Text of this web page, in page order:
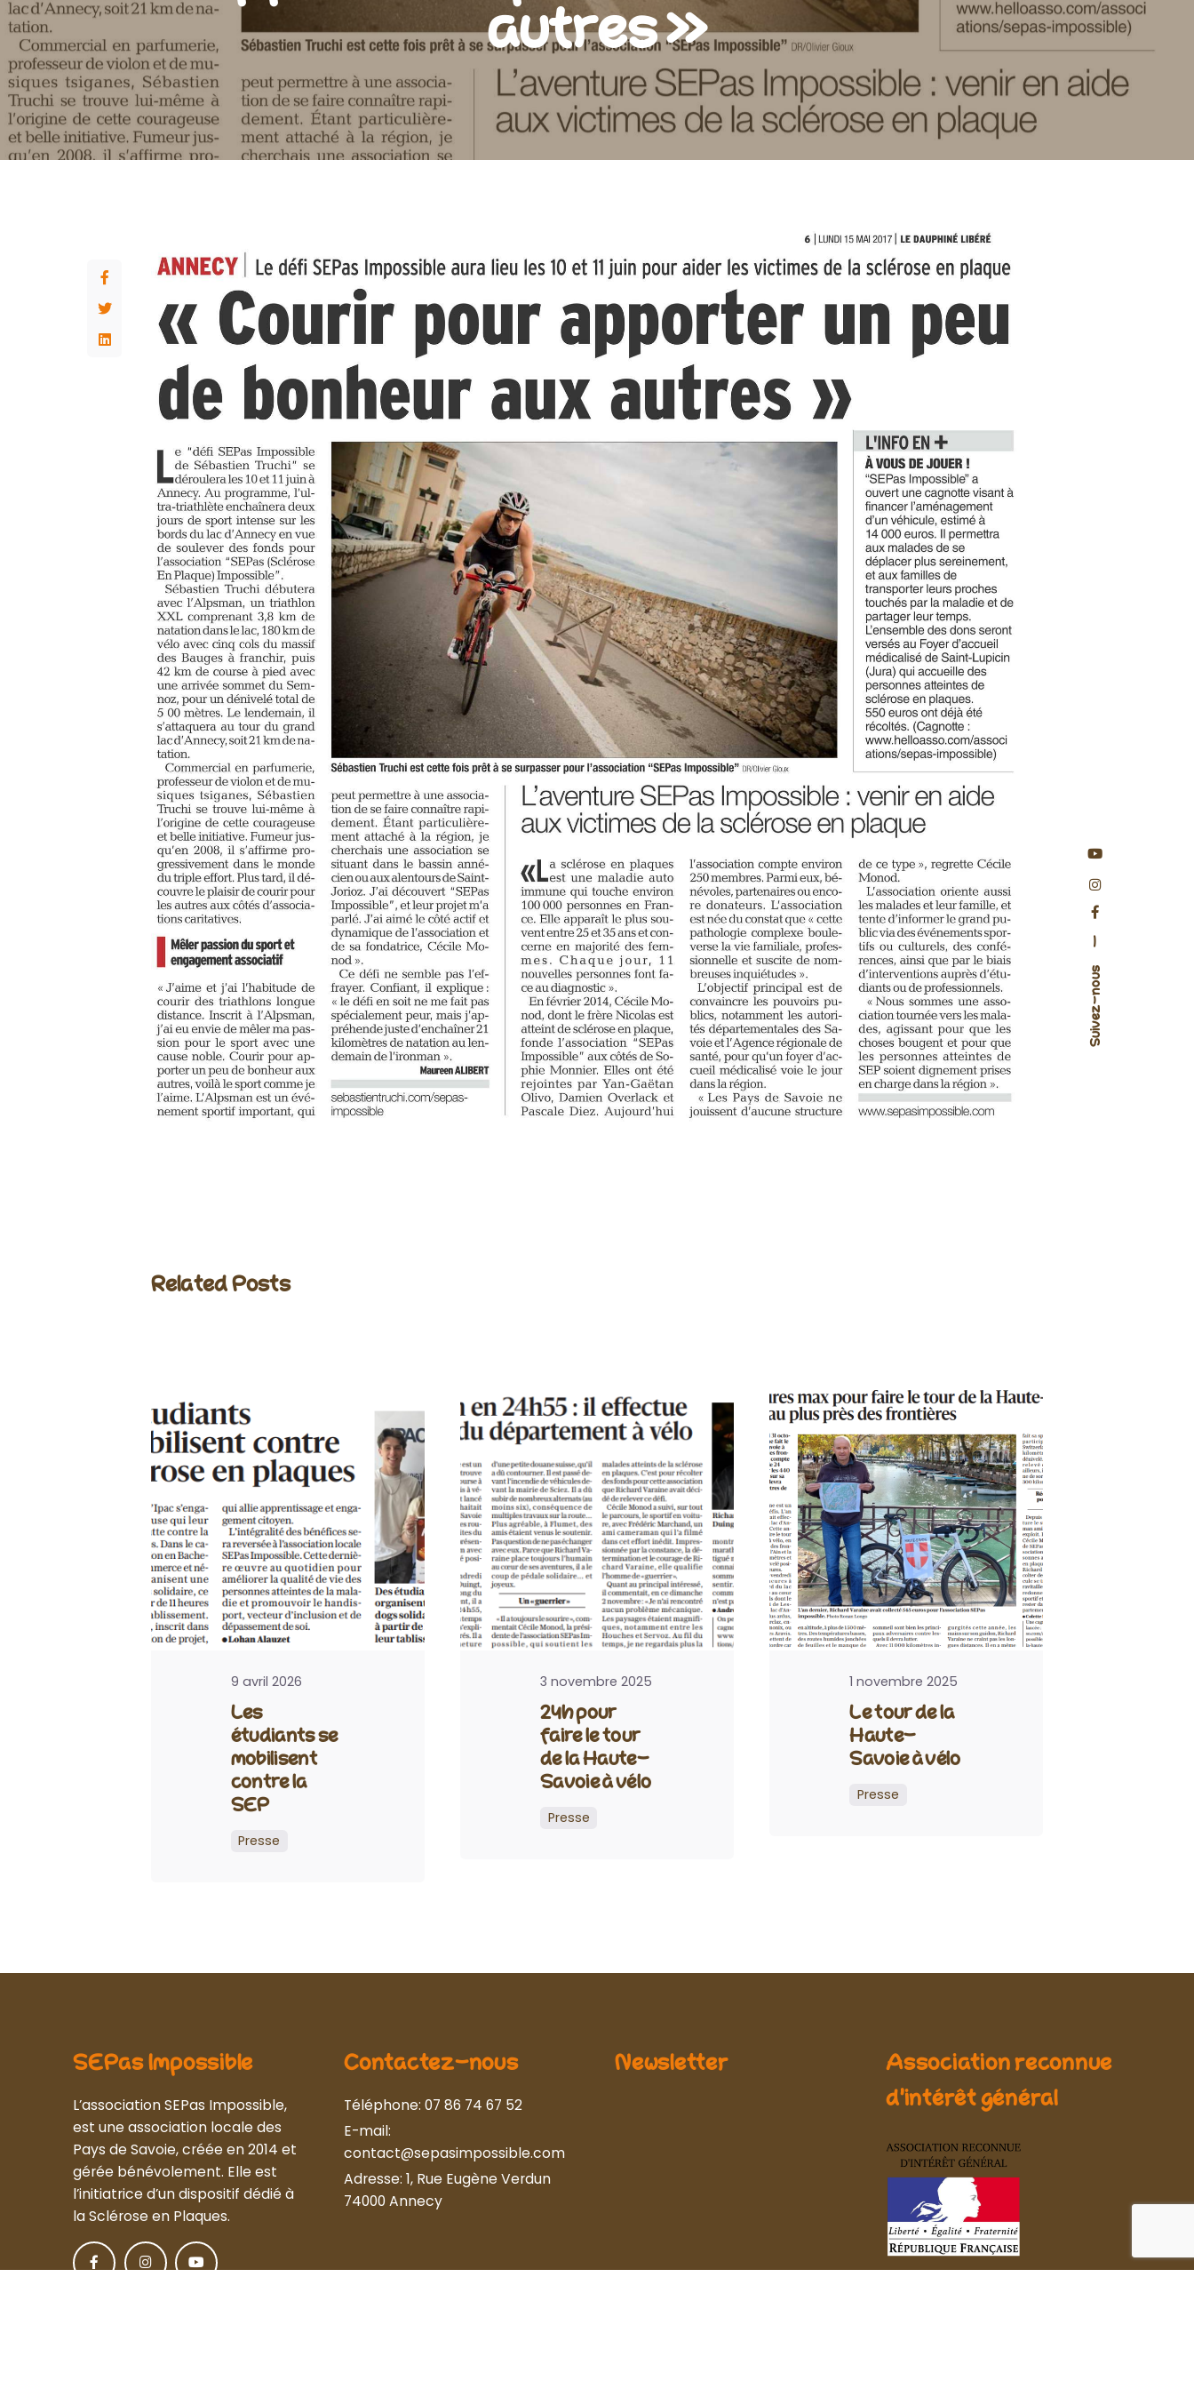
Suivez-nous
—
autres »
Related Posts
9 avril 2026
Les
étudiants se
mobilisent
contre la
SEP
Presse
3 novembre 2025
24h pour
faire le tour
de la Haute-
Savoie à vélo
Presse
1 novembre 2025
Le tour de la
Haute-
Savoie à vélo
Presse
SEPas Impossible
L’association SEPas Impossible,
est une association locale des
Pays de Savoie, créée en 2014 et
gérée bénévolement. Elle est
l’initiatrice d’un dispositif dédié à
la Sclérose en Plaques.
Contactez-nous
Téléphone: 07 86 74 67 52
E-mail:
contact@sepasimpossible.com
Adresse: 1, Rue Eugène Verdun
74000 Annecy
Newsletter
Association reconnue
d'intérêt général